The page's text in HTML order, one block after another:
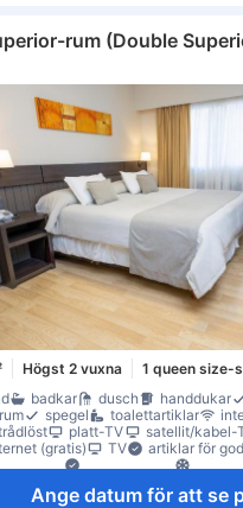
rum (Double
Högst 2 vuxna
1 queen size-
badkar dusch handdukar
spegel toalettartiklar
platt-TV satellit/kabel-
(gratis)
TV
artiklar för
sängen
Hypoallergen
daglig städning
Ange datum för att se